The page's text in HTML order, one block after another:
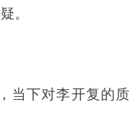
。
当下对李开复的质